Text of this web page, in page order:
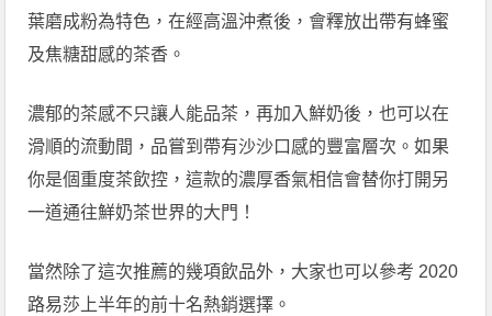
葉磨成粉為特色，在經高溫沖煮後，會釋放出帶有蜂蜜
及焦糖甜感的茶香。
濃郁的茶感不只讓人能品茶，再加入鮮奶後，也可以在
滑順的流動間，品嘗到帶有沙沙口感的豐富層次。如果
你是個重度茶飲控，這款的濃厚香氣相信會替你打開另
一道通往鮮奶茶世界的大門！
當然除了這次推薦的幾項飲品外，大家也可以參考 2020
路易莎上半年的前十名熱銷選擇。